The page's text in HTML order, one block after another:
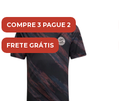
COMPRE 3 PAGUE 2
FRETE GRÁTIS